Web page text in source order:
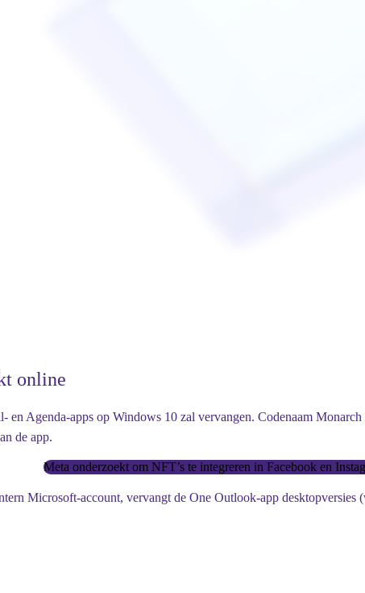
online
Agenda-apps op Windows 10 zal vervangen. Codenaam
de app.
Meta onderzoekt om NFT’s te integreren in Facebook en
Microsoft-account, vervangt de One Outlook-app